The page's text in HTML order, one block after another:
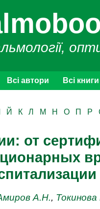
Всі автори Всі книги
Й К Л М Н О П Р
от
А.Н., Токинова